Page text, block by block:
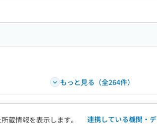
もっと見る（全264件）
蔵情報を表示します。
連携している機関・